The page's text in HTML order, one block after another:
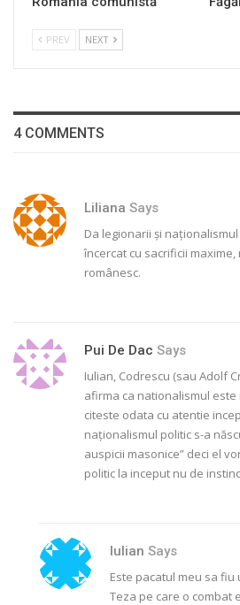
PREV NEXT
4 COMMENTS
Liliana Says
Da legionarii și
încercat cu sacrificii
românesc.
Pui De Dac Says
Iulian, Codrescu (sau Adolf
afirma ca nationalismul este
citeste odata cu atentie
naţionalismul po­li­tic s-a
auspicii masonice” deci el
politic la inceput nu de
IulianSays
Este pacatul meu sa fiu
Teza pe care o combat